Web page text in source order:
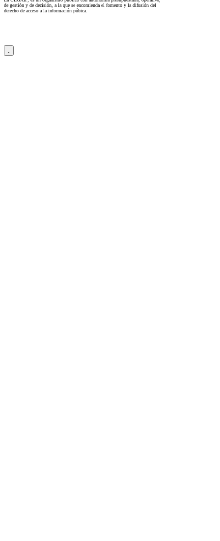
de gestión y de decisión, a la que se encomienda el fomento y la difusión del
derecho de acceso a la información púbica.